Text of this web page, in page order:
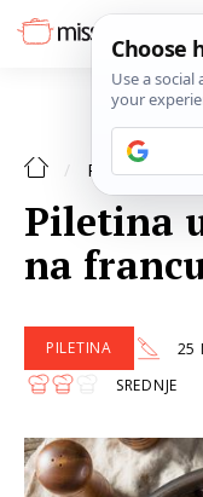
RECEPTI
Piletina
na
PILETINA 25
SREDNJE